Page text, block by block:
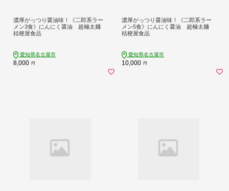
濃厚がっつり醤油味！《二郎系ラー
メン3食》にんにく醤油 超極太麺
桔梗屋食品
愛知県名古屋市
8,000 円
濃厚がっつり醤油味！《二郎系ラー
メン5食》にんにく醤油 超極太麺
桔梗屋食品
愛知県名古屋市
10,000 円